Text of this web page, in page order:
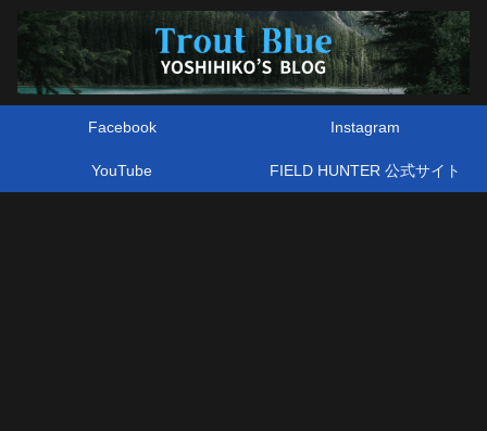
Facebook Instagram
YouTube FIELD HUNTER 公式サイト